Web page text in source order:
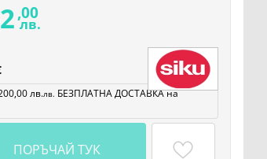
,00
лв.
,00лв.лв. БЕЗПЛАТНА ДОСТАВКА на
ПОРЪЧАЙ ТУК